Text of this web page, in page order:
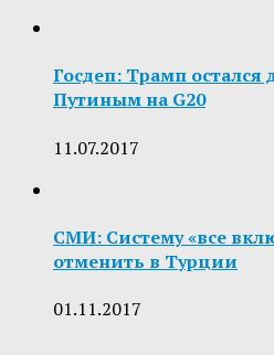
Госдеп: Трамп остался
Путиным на G20
11.07.2017
СМИ: Систему «все
отменить в Турции
01.11.2017